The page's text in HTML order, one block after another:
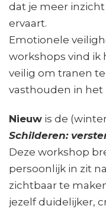
dat je meer
ervaart.
Emotionele
workshops vind ik
veilig om tranen
vasthouden in het
Nieuw is de
Schilderen:
Deze workshop
persoonlijk in zit
zichtbaar te
jezelf duidelijker,